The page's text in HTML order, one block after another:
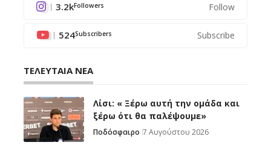
3.2kFollowers Follow
524Subscribers Subscribe
ΤΕΛΕΥΤΑΙΑ ΝΕΑ
Λίσι: « Ξέρω αυτή την ομάδα και
ξέρω ότι θα παλέψουμε»
Ποδόσφαιρο 7 Αυγούστου 2026